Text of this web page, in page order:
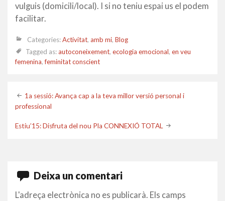
vulguis (domicili/local). I si no teniu espai us el podem
facilitar.
Categories:Activitat, amb mi, Blog
Tagged as:autoconeixement, ecologia emocional, en veu
femenina,feminitat conscient
Post
navigation
1a sessió: Avança cap a la teva millor versió personal i
professional
Estiu’15: Disfruta del nou Pla CONNEXIÓ TOTAL
Deixa un comentari
L'adreça electrònica no es publicarà. Els camps